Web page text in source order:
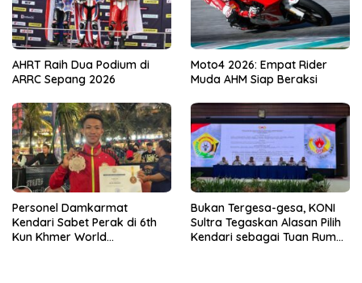
AHRT Raih Dua Podium di
ARRC Sepang 2026
Moto4 2026: Empat Rider
Muda AHM Siap Beraksi
Personel Damkarmat
Kendari Sabet Perak di 6th
Kun Khmer World
Bukan Tergesa-gesa, KONI
Sultra Tegaskan Alasan Pilih
Kendari sebagai Tuan Rumah